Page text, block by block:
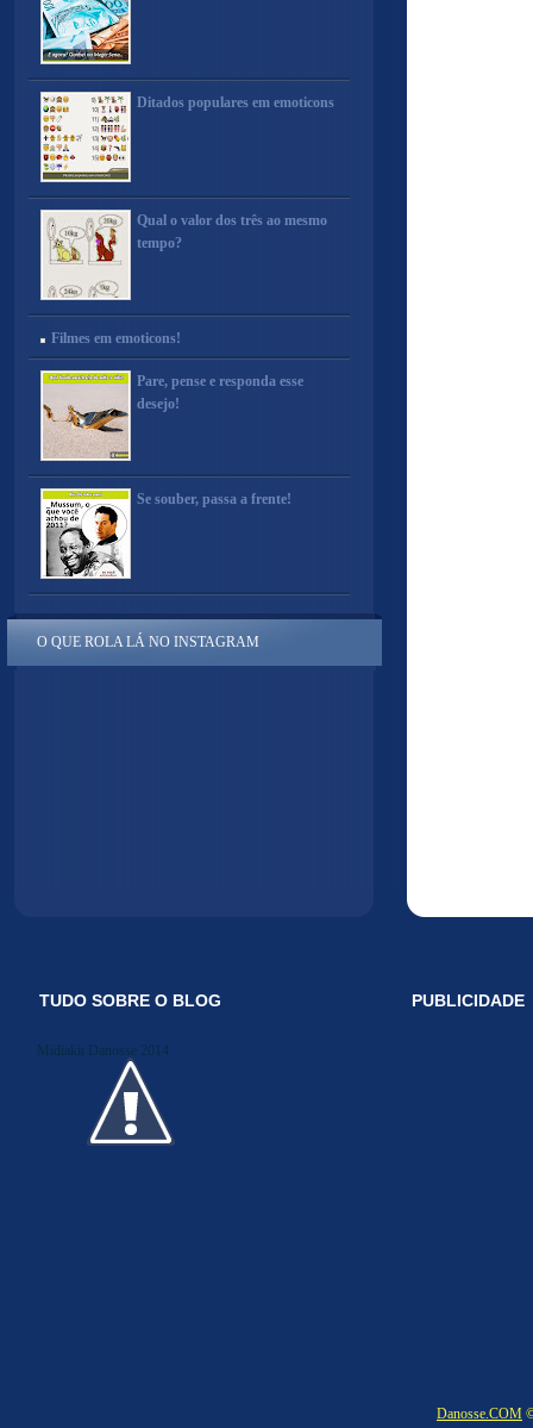
Ditados populares em emoticons
Qual o valor dos três ao mesmo
tempo?
Filmes em emoticons!
Pare, pense e responda esse
desejo!
Se souber, passa a frente!
O QUE ROLA LÁ NO INSTAGRAM
TUDO SOBRE O BLOG
Midiakit Danosse 2014
PUBLICIDADE
Danosse.COM